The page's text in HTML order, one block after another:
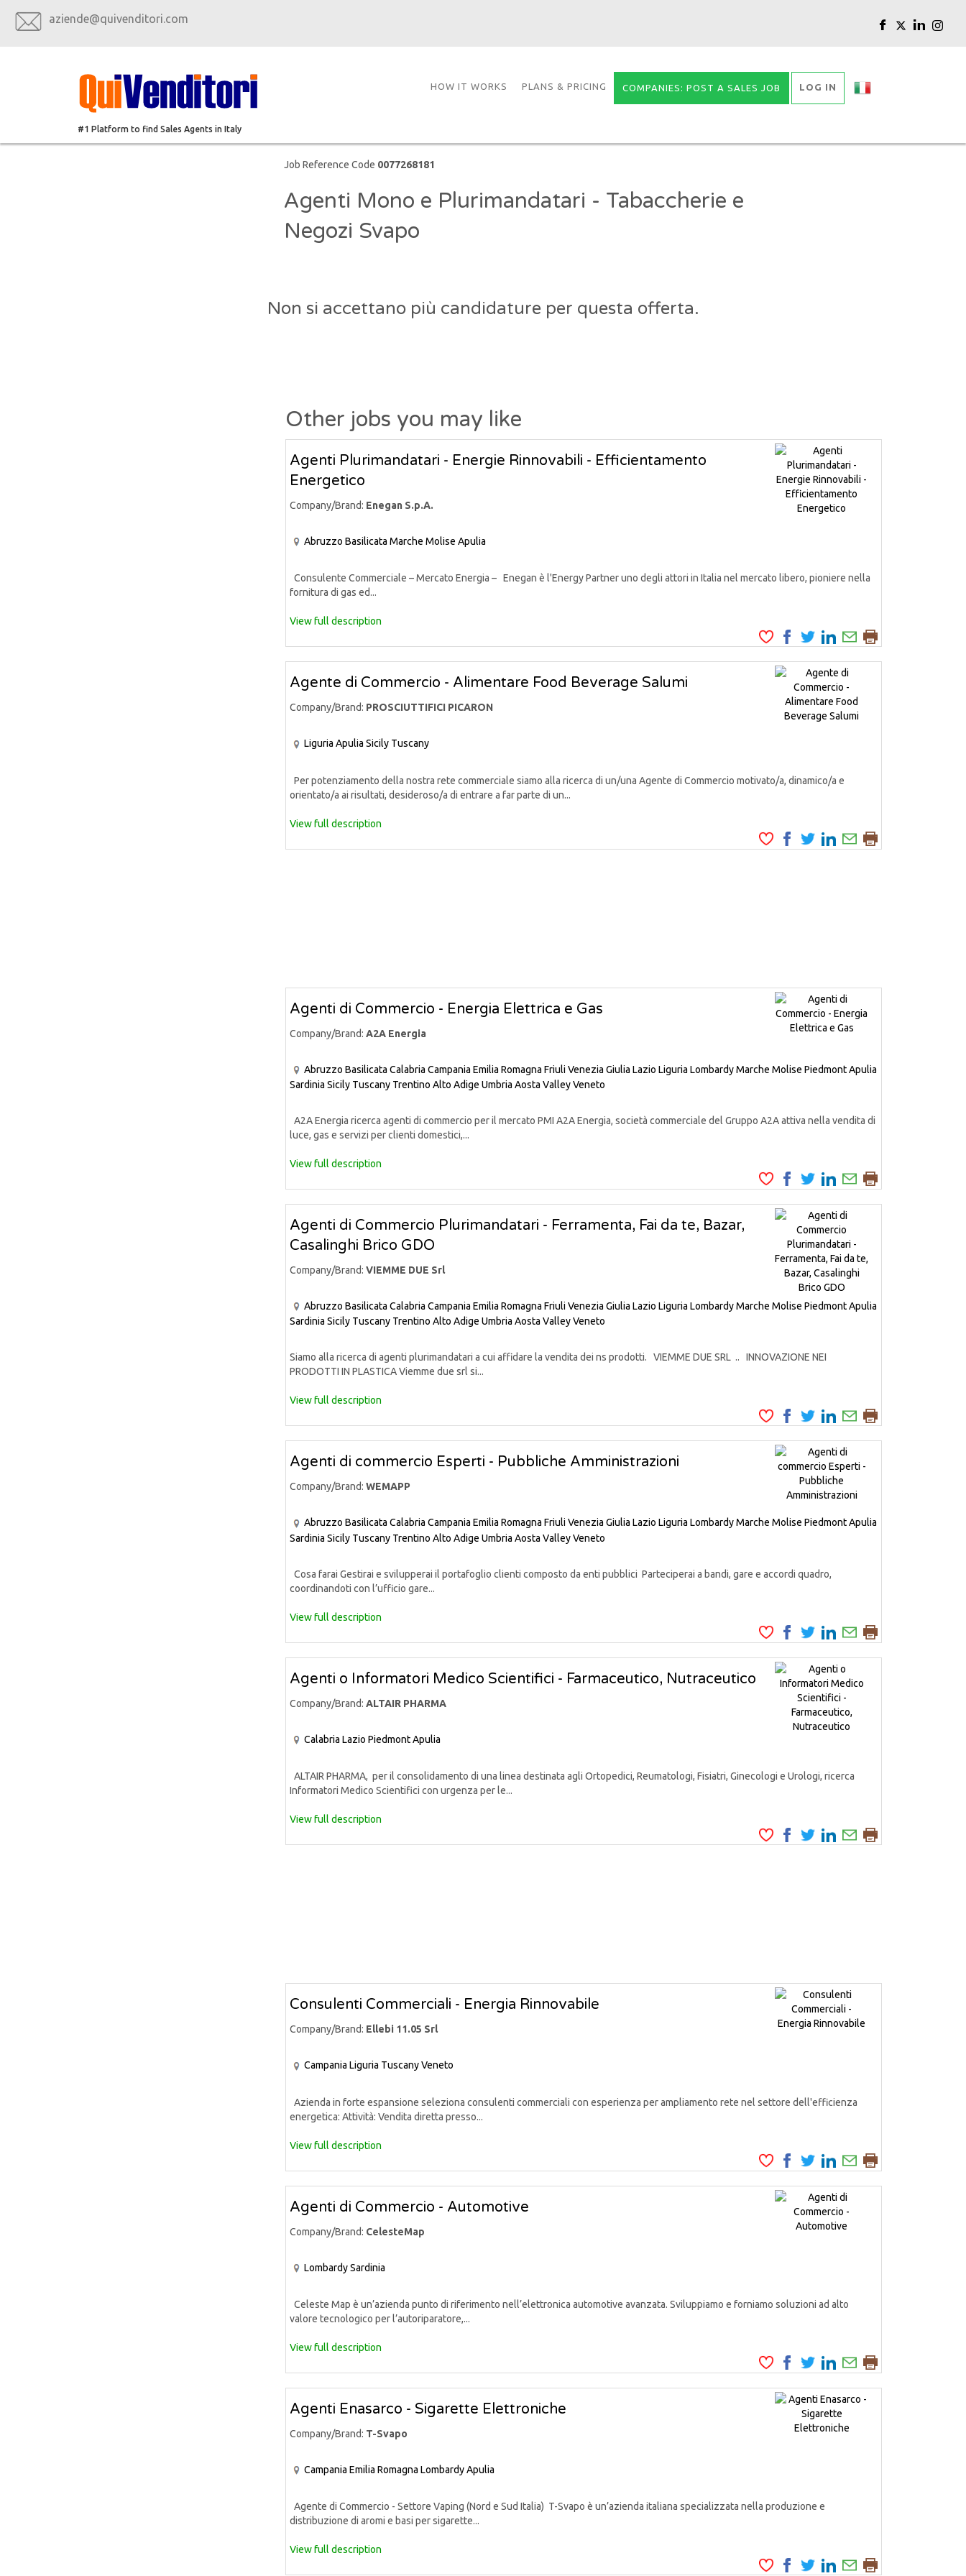
aziende@quivenditori.com
#1 Platform to find Sales Agents in Italy
HOW IT WORKS PLANS & PRICING COMPANIES: POST A SALES JOB LOG IN
Job Reference Code 0077268181
Agenti Mono e Plurimandatari - Tabaccherie e
Negozi Svapo
Non si accettano più candidature per questa offerta.
Other jobs you may like
Agenti Plurimandatari - Energie Rinnovabili - Efficientamento
Energetico
Company/Brand: Enegan S.p.A.
Abruzzo Basilicata Marche Molise Apulia
Consulente Commerciale – Mercato Energia – Enegan è l'Energy Partner uno degli attori in Italia nel mercato libero, pioniere nella
fornitura di gas ed...
View full description
Agente di Commercio - Alimentare Food Beverage Salumi
Company/Brand: PROSCIUTTIFICI PICARON
Liguria Apulia Sicily Tuscany
Per potenziamento della nostra rete commerciale siamo alla ricerca di un/una Agente di Commercio motivato/a, dinamico/a e
orientato/a ai risultati, desideroso/a di entrare a far parte di un...
View full description
Agenti di Commercio - Energia Elettrica e Gas
Company/Brand: A2A Energia
Abruzzo Basilicata Calabria Campania Emilia Romagna Friuli Venezia Giulia Lazio Liguria LombardyMarche Molise PiedmontApulia
Sardinia Sicily Tuscany Trentino Alto Adige Umbria Aosta ValleyVeneto
A2A Energia ricerca agenti di commercio per il mercato PMI A2A Energia, società commerciale del Gruppo A2A attiva nella vendita di
luce, gas e servizi per clienti domestici,...
View full description
Agenti di Commercio Plurimandatari - Ferramenta, Fai da te, Bazar,
Casalinghi Brico GDO
Company/Brand: VIEMME DUE Srl
Abruzzo Basilicata Calabria Campania Emilia Romagna Friuli Venezia Giulia Lazio Liguria LombardyMarche Molise PiedmontApulia
Sardinia Sicily Tuscany Trentino Alto Adige Umbria Aosta ValleyVeneto
Siamo alla ricerca di agenti plurimandatari a cui affidare la vendita dei ns prodotti. VIEMME DUE SRL .. INNOVAZIONE NEI
PRODOTTI IN PLASTICA Viemme due srl si...
View full description
Agenti di commercio Esperti - Pubbliche Amministrazioni
Company/Brand: WEMAPP
Abruzzo Basilicata Calabria Campania Emilia Romagna Friuli Venezia Giulia Lazio Liguria LombardyMarche Molise PiedmontApulia
Sardinia Sicily Tuscany Trentino Alto Adige Umbria Aosta ValleyVeneto
Cosa farai Gestirai e svilupperai il portafoglio clienti composto da enti pubblici Parteciperai a bandi, gare e accordi quadro,
coordinandoti con l’ufficio gare...
View full description
Agenti o Informatori Medico Scientifici - Farmaceutico, Nutraceutico
Company/Brand: ALTAIR PHARMA
Calabria Lazio PiedmontApulia
ALTAIR PHARMA, per il consolidamento di una linea destinata agli Ortopedici, Reumatologi, Fisiatri, Ginecologi e Urologi, ricerca
Informatori Medico Scientifici con urgenza per le...
View full description
Consulenti Commerciali - Energia Rinnovabile
Company/Brand: Ellebi 11.05 Srl
Campania Liguria TuscanyVeneto
Azienda in forte espansione seleziona consulenti commerciali con esperienza per ampliamento rete nel settore dell'efficienza
energetica: Attività: Vendita diretta presso...
View full description
Agenti di Commercio - Automotive
Company/Brand: CelesteMap
LombardySardinia
Celeste Map è un’azienda punto di riferimento nell’elettronica automotive avanzata. Sviluppiamo e forniamo soluzioni ad alto
valore tecnologico per l’autoriparatore,...
View full description
Agenti Enasarco - Sigarette Elettroniche
Company/Brand: T-Svapo
Campania Emilia Romagna LombardyApulia
Agente di Commercio - Settore Vaping (Nord e Sud Italia) T-Svapo è un’azienda italiana specializzata nella produzione e
distribuzione di aromi e basi per sigarette...
View full description